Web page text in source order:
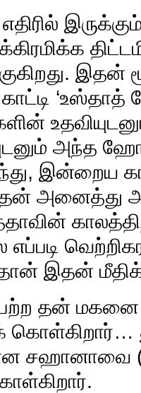
இதன்
‘உஸ்தாத்
அந்த
இன்றைய
அனைத்து
இதன்
தன் மகனை
கொள்கிறார்…
சஹானாவை